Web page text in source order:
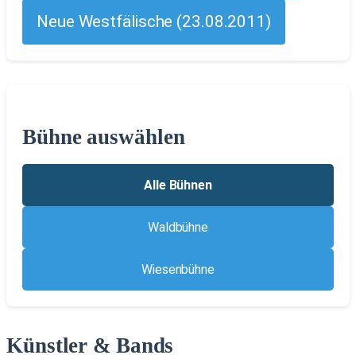
Neue Westfälische (23.08.2011)
Bühne auswählen
Alle Bühnen
Waldbühne
Wiesenbühne
Künstler & Bands